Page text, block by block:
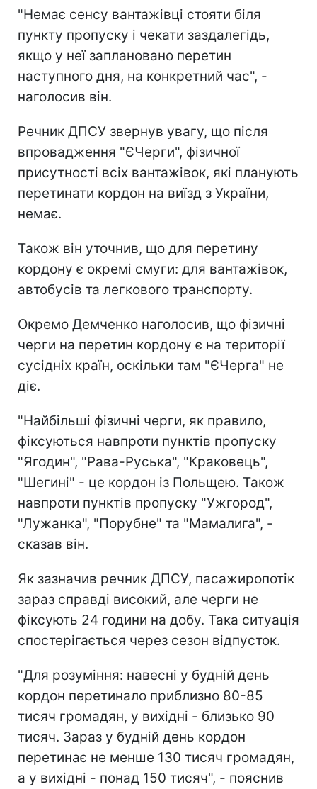
"Немає сенсу вантажівці стояти біля
пункту пропуску і чекати заздалегідь,
якщо у неї заплановано перетин
наступного дня, на конкретний час", -
наголосив він.
Речник ДПСУ звернув увагу, що після
впровадження "ЄЧерги", фізичної
присутності всіх вантажівок, які планують
перетинати кордон на виїзд з України,
немає.
Також він уточнив, що для перетину
кордону є окремі смуги: для вантажівок,
автобусів та легкового транспорту.
Окремо Демченко наголосив, що фізичні
черги на перетин кордону є на території
сусідніх країн, оскільки там "ЄЧерга" не
діє.
"Найбільші фізичні черги, як правило,
фіксуються навпроти пунктів пропуску
"Ягодин", "Рава-Руська", "Краковець",
"Шегині" - це кордон із Польщею. Також
навпроти пунктів пропуску "Ужгород",
"Лужанка", "Порубне" та "Мамалига", -
сказав він.
Як зазначив речник ДПСУ, пасажиропотік
зараз справді високий, але черги не
фіксують 24 години на добу. Така ситуація
спостерігається через сезон відпусток.
"Для розуміння: навесні у будній день
кордон перетинало приблизно 80-85
тисяч громадян, у вихідні - близько 90
тисяч. Зараз у будній день кордон
перетинає не менше 130 тисяч громадян,
а у вихідні - понад 150 тисяч", - пояснив